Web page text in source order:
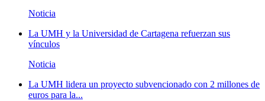
Noticia
La UMH y la Universidad de Cartagena refuerzan sus
vínculos
Noticia
La UMH lidera un proyecto subvencionado con 2 millones de
euros para la...